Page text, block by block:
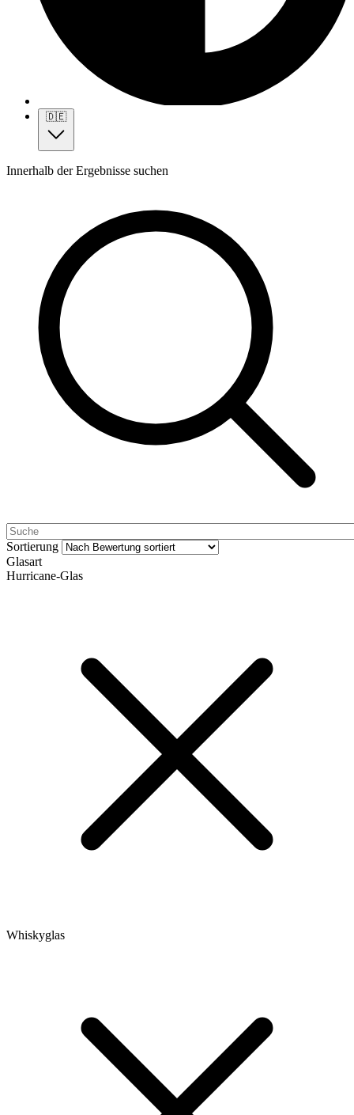
🇩🇪
Innerhalb der Ergebnisse suchen
Sortierung
Glasart
Hurricane-Glas
Whiskyglas